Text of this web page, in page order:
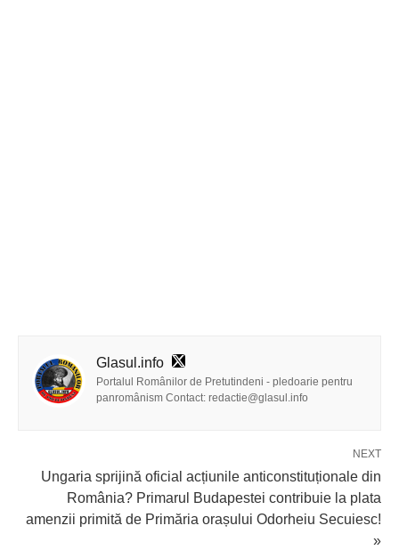
Glasul.info
Portalul Românilor de Pretutindeni - pledoarie pentru
panromânism Contact: redactie@glasul.info
NEXT
Ungaria sprijină oficial acțiunile anticonstituționale din
România? Primarul Budapestei contribuie la plata
amenzii primită de Primăria orașului Odorheiu Secuiesc!
»